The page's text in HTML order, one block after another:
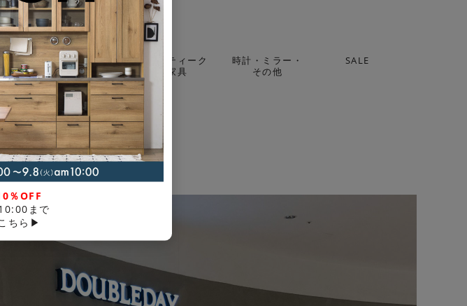
ト・
プ
ラグ・マット・
カーペット
アンティーク
家具
時計・ミラー・
その他
SALE
％OFF
まで
ちら▶